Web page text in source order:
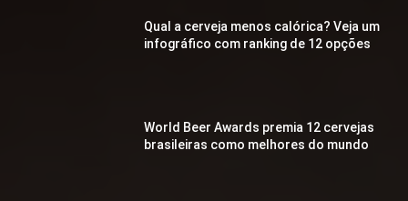
Qual a cerveja menos calórica? Veja um
infográfico com ranking de 12 opções
World Beer Awards premia 12 cervejas
brasileiras como melhores do mundo